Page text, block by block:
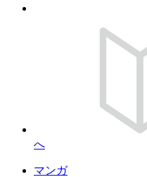
へ
マンガ